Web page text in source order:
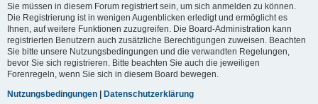
Sie müssen in diesem Forum registriert sein, um sich anmelden zu können.
Die Registrierung ist in wenigen Augenblicken erledigt und ermöglicht es
Ihnen, auf weitere Funktionen zuzugreifen. Die Board-Administration kann
registrierten Benutzern auch zusätzliche Berechtigungen zuweisen. Beachten
Sie bitte unsere Nutzungsbedingungen und die verwandten Regelungen,
bevor Sie sich registrieren. Bitte beachten Sie auch die jeweiligen
Forenregeln, wenn Sie sich in diesem Board bewegen.
Nutzungsbedingungen | Datenschutzerklärung